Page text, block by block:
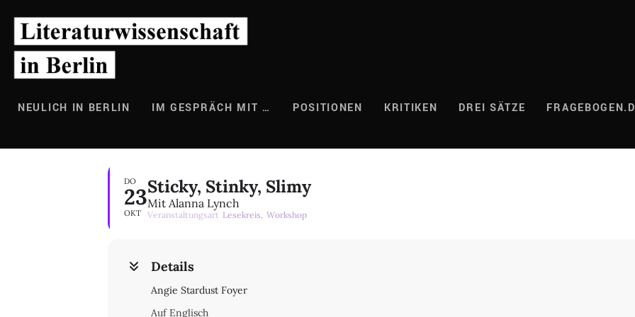
Inhalt
springen
NEULICH IN BERLIN IM GESPRÄCH MIT … POSITIONEN KRITIKEN DREI SÄTZE
DO
23
OKT
Sticky, Stinky, Slimy
Mit Alanna Lynch
Veranstaltungsart Lesekreis, Workshop
Details
Angie Stardust Foyer
Auf Englisch